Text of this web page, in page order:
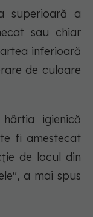
superioară a
sau chiar
inferioară
de culoare
igienică
fi amestecat
de locul din
a mai spus